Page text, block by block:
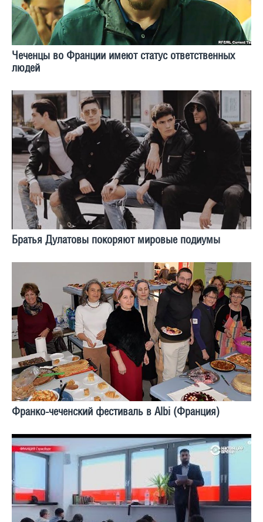
Чеченцы во Франции имеют статус ответственных
людей
Братья Дулатовы покоряют мировые подиумы
Франко-чеченский фестиваль в Albi (Франция)